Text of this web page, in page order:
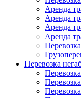
Аренда
Аренда
Аренда
Аренда
Перевозка